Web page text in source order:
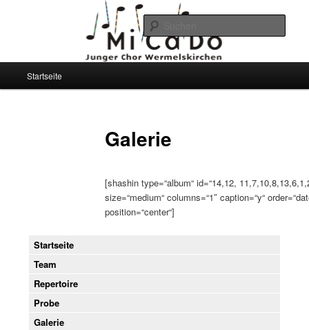
Junger Chor MiCaDo
Wermelskirchen
Zum
Zum
Startseite
Galerie
[shashin type=“album“ id=“14,12,
size=“medium“ columns=“1″ caption=“y“
position=“center“]
Startseite
Team
Repertoire
Probe
Galerie